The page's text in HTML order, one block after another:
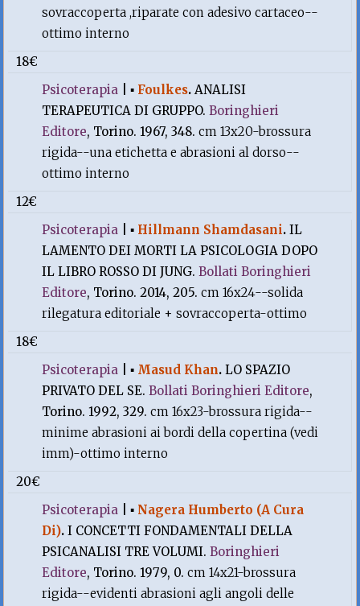
sovraccoperta ,riparate con adesivo cartaceo--
ottimo interno
18€
Psicoterapia |▪ Foulkes.ANALISI
TERAPEUTICA DI GRUPPO.Boringhieri
Editore, Torino. 1967, 348.cm 13x20-brossura
rigida--una etichetta e abrasioni al dorso--
ottimo interno
12€
Psicoterapia |▪ Hillmann Shamdasani.IL
LAMENTO DEI MORTI LA PSICOLOGIA DOPO
IL LIBRO ROSSO DI JUNG.Bollati Boringhieri
Editore, Torino. 2014, 205.cm 16x24--solida
rilegatura editoriale + sovraccoperta-ottimo
18€
Psicoterapia |▪ Masud Khan.LO SPAZIO
PRIVATO DEL SE.Bollati Boringhieri Editore,
Torino. 1992, 329.cm 16x23-brossura rigida--
minime abrasioni ai bordi della copertina (vedi
imm)-ottimo interno
20€
Psicoterapia |▪ Nagera Humberto (A Cura
Di).I CONCETTI FONDAMENTALI DELLA
PSICANALISI TRE VOLUMI.Boringhieri
Editore, Torino. 1979, 0.cm 14x21-brossura
rigida--evidenti abrasioni agli angoli delle